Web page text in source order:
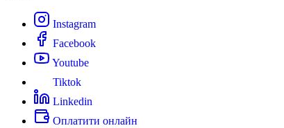
Instagram
Facebook
Youtube
Tiktok
Linkedin
Оплатити онлайн